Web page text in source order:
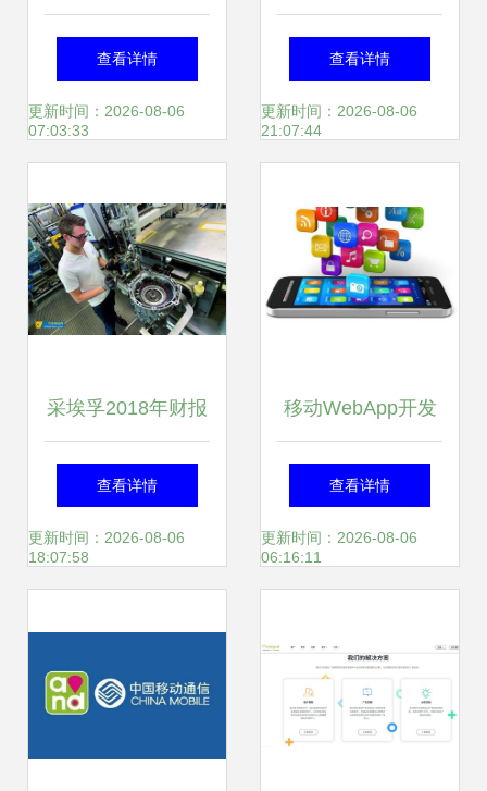
已来临 甲骨文高管
解码电话与应用的
查看详情
更新时间：2026-08-06
07:03:33
联重磅亮相 分布式
技术如何重构智慧
查看详情
更新时间：2026-08-06
21:07:44
采埃孚2018年财报
销售额持续增长，
移动领域全球布局
查看详情
更新时间：2026-08-06
18:07:58
移动WebApp开发
流程与工具选择
查看详情
更新时间：2026-08-06
06:16:11